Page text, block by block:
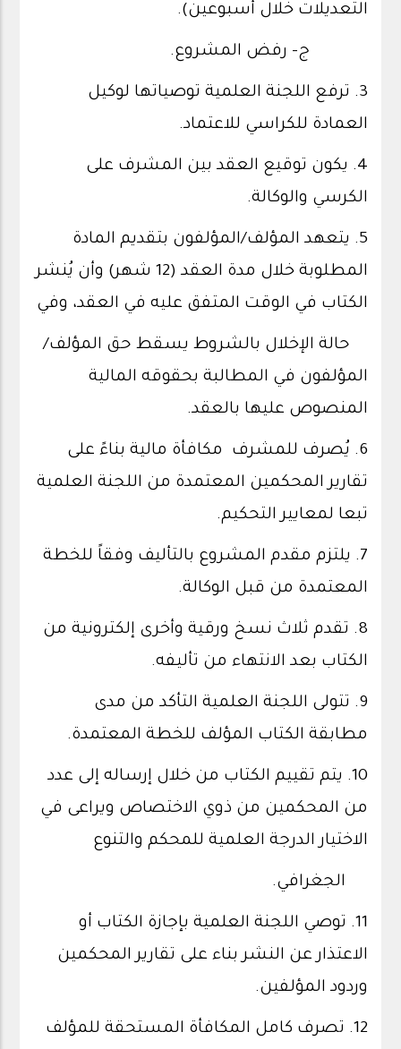
التعديلات خلال أسبوعين).
ج‌- رفض المشروع.
3. ترفع اللجنة العلمية توصياتها لوكيل
العمادة للكراسي للاعتماد.
4. يكون توقيع العقد بين المشرف على
الكرسي والوكالة.
5. يتعهد المؤلف/المؤلفون بتقديم المادة
المطلوبة خلال مدة العقد (12 شهر) وأن يُنشر
الكتاب في الوقت المتفق عليه في العقد، وفي
حالة الإخلال بالشروط يسقط حق المؤلف/
المؤلفون في المطالبة بحقوقه المالية
المنصوص عليها بالعقد.
6. يُصرف للمشرف مكافأة مالية بناءً على
تقارير المحكمين المعتمدة من اللجنة العلمية
تبعا لمعايير التحكيم.
7. يلتزم مقدم المشروع بالتأليف وفقاً للخطة
المعتمدة من قبل الوكالة.
8. تقدم ثلاث نسخ ورقية وأخرى إلكترونية من
الكتاب بعد الانتهاء من تأليفه.
9. تتولى اللجنة العلمية التأكد من مدى
مطابقة الكتاب المؤلف للخطة المعتمدة.
10. يتم تقييم الكتاب من خلال إرساله إلى عدد
من المحكمين من ذوي الاختصاص ويراعى في
الاختيار الدرجة العلمية للمحكم والتنوع
الجغرافي.
11. توصي اللجنة العلمية بإجازة الكتاب أو
الاعتذار عن النشر بناء على تقارير المحكمين
وردود المؤلفين.
12. تصرف كامل المكافأة المستحقة للمؤلف